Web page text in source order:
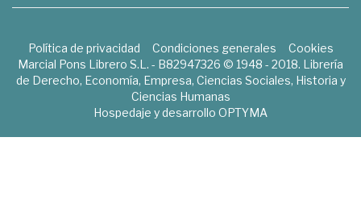
Política de privacidad Condiciones generales
Cookies
Marcial Pons Librero S.L. - B82947326 © 1948 - 2018. Librería
de Derecho, Economía, Empresa, Ciencias Sociales, Historia y
Ciencias Humanas
Hospedaje y desarrollo OPTYMA